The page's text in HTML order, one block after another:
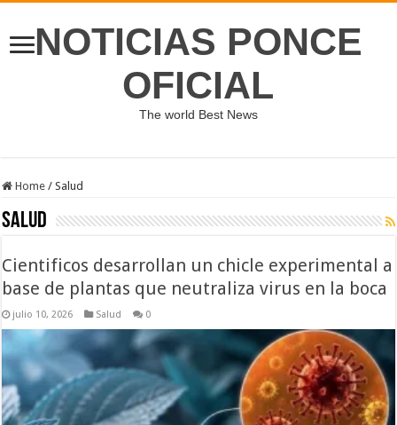
NOTICIAS PONCE
OFICIAL
The world Best News
Home / Salud
Salud
Cientificos desarrollan un chicle experimental a
base de plantas que neutraliza virus en la boca
julio 10, 2026 Salud 0